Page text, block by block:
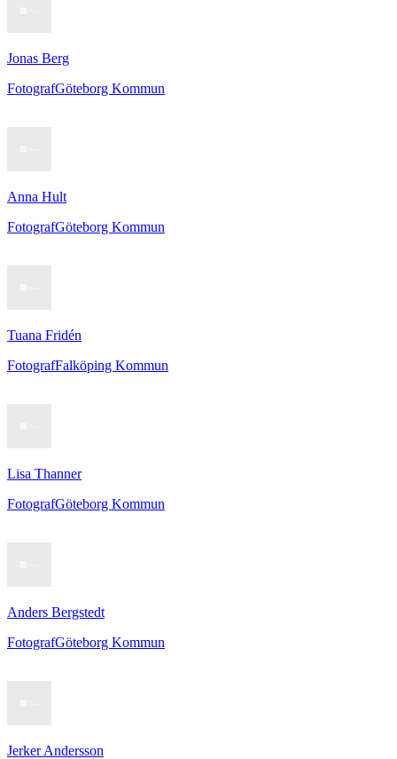
Jonas Berg
FotografGöteborg Kommun
Anna Hult
FotografGöteborg Kommun
Tuana Fridén
FotografFalköping Kommun
Lisa Thanner
FotografGöteborg Kommun
Anders Bergstedt
FotografGöteborg Kommun
Jerker Andersson